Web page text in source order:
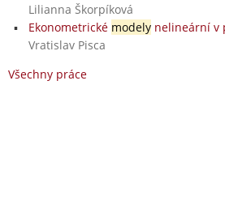
Lilianna Škorpíková
Ekonometrické modelynelineární v
Vratislav Pisca
Všechny práce